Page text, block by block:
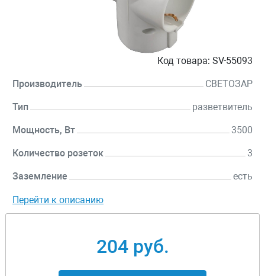
Код товара: SV-55093
Производитель СВЕТОЗАР
Тип разветвитель
Мощность, Вт 3500
Количество розеток 3
Заземление есть
Перейти к описанию
204 руб.